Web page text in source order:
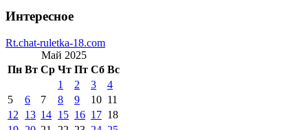
Интересное
Rt.chat-ruletka-18.com
Май 2025
Пн Вт Ср Чт Пт Сб Вс
1
2 3
4
5
6 7 8 9 10 11
12
13 14 15 16 17 18